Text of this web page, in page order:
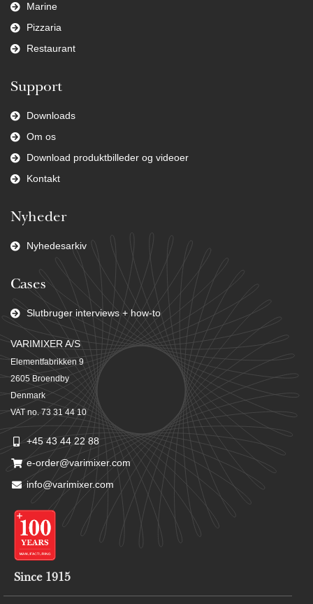
Marine
Pizzaria
Restaurant
Support
Downloads
Om os
Download produktbilleder og videoer
Kontakt
Nyheder
Nyhedesarkiv
Cases
Slutbruger interviews + how-to
VARIMIXER A/S
Elementfabrikken 9
2605 Broendby
Denmark
VAT no. 73 31 44 10
+45 43 44 22 88
e-order@varimixer.com
info@varimixer.com
Since 1915